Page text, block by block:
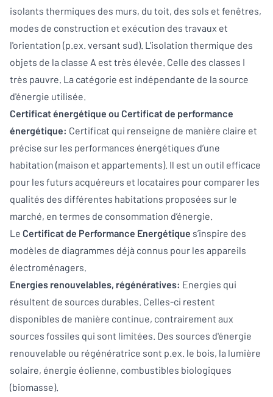
isolants thermiques des murs, du toit, des sols et fenêtres,
modes de construction et exécution des travaux et
l'orientation (p.ex. versant sud). L'isolation thermique des
objets de la classe A est très élevée. Celle des classes I
très pauvre. La catégorie est indépendante de la source
d'énergie utilisée.
Certificat énergétique ou Certificat de performance
énergétique: Certificat qui renseigne de manière claire et
précise sur les performances énergétiques d’une
habitation (maison et appartements). Il est un outil efficace
pour les futurs acquéreurs et locataires pour comparer les
qualités des différentes habitations proposées sur le
marché, en termes de consommation d’énergie.
Le Certificat de Performance Energétique s’inspire des
modèles de diagrammes déjà connus pour les appareils
électroménagers.
Energies renouvelables, régénératives: Energies qui
résultent de sources durables. Celles-ci restent
disponibles de manière continue, contrairement aux
sources fossiles qui sont limitées. Des sources d'énergie
renouvelable ou régénératrice sont p.ex. le bois, la lumière
solaire, énergie éolienne, combustibles biologiques
(biomasse).